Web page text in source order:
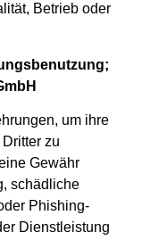
Betrieb oder
um ihre
zu
Gewähr
schädliche
Phishing-
Dienstleistung